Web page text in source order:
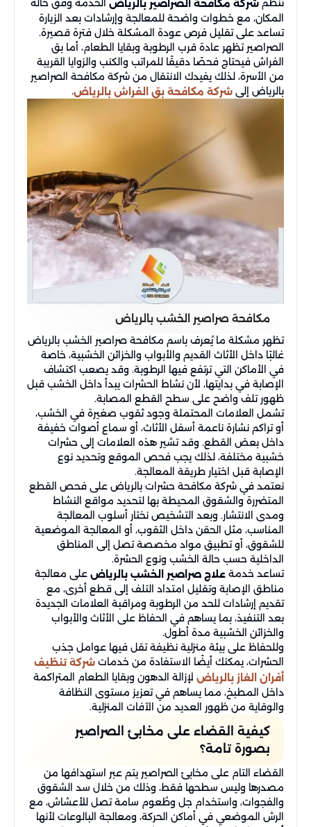
تنظم شركة مكافحة الصراصير بالرياض الخدمة وفق حالة
المكان، مع خطوات واضحة للمعالجة وإرشادات بعد الزيارة
تساعد على تقليل فرص عودة المشكلة خلال فترة قصيرة.
الصراصير تظهر عادة قرب الرطوبة وبقايا الطعام، أما بق
الفراش فيحتاج فحصًا دقيقًا للمراتب والكنب والزوايا القريبة
من الأسرة، لذلك يفيدك الانتقال من شركة مكافحة الصراصير
بالرياض إلى شركة مكافحة بق الفراش بالرياض.
مكافحة صراصير الخشب بالرياض
تظهر مشكلة ما يُعرف باسم مكافحة صراصير الخشب بالرياض
غالبًا داخل الأثاث القديم والأبواب والخزائن الخشبية، خاصة
في الأماكن التي ترتفع فيها الرطوبة. وقد يصعب اكتشاف
الإصابة في بدايتها، لأن نشاط الحشرات يبدأ داخل الخشب قبل
ظهور تلف واضح على سطح القطع المصابة.
تشمل العلامات المحتملة وجود ثقوب صغيرة في الخشب،
أو تراكم نشارة ناعمة أسفل الأثاث، أو سماع أصوات خفيفة
داخل بعض القطع. وقد تشير هذه العلامات إلى حشرات
خشبية مختلفة، لذلك يجب فحص الموقع وتحديد نوع
الإصابة قبل اختيار طريقة المعالجة.
نعتمد في شركة مكافحة حشرات بالرياض على فحص القطع
المتضررة والشقوق المحيطة بها لتحديد مواقع النشاط
ومدى الانتشار. وبعد التشخيص نختار أسلوب المعالجة
المناسب، مثل الحقن داخل الثقوب، أو المعالجة الموضعية
للشقوق، أو تطبيق مواد مخصصة تصل إلى المناطق
الداخلية حسب حالة الخشب ونوع الحشرة.
تساعد خدمة علاج صراصير الخشب بالرياض على معالجة
مناطق الإصابة وتقليل امتداد التلف إلى قطع أخرى، مع
تقديم إرشادات للحد من الرطوبة ومراقبة العلامات الجديدة
بعد التنفيذ، بما يساهم في الحفاظ على الأثاث والأبواب
والخزائن الخشبية مدة أطول.
وللحفاظ على بيئة منزلية نظيفة تقل فيها عوامل جذب
الحشرات، يمكنك أيضًا الاستفادة من خدمات شركة تنظيف
أفران الغاز بالرياض لإزالة الدهون وبقايا الطعام المتراكمة
داخل المطبخ، مما يساهم في تعزيز مستوى النظافة
والوقاية من ظهور العديد من الآفات المنزلية.
كيفية القضاء على مخابئ الصراصير
بصورة تامة​؟
القضاء التام على مخابئ الصراصير يتم عبر استهدافها من
مصدرها وليس سطحها فقط، وذلك من خلال سد الشقوق
والفجوات، واستخدام جل وطُعوم سامة تصل للأعشاش، مع
الرش الموضعي في أماكن الحركة، ومعالجة البالوعات لأنها